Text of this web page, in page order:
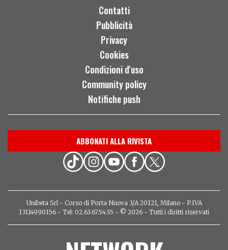
Contatti
Pubblicità
Privacy
Cookies
Condizioni d'uso
Community policy
Notifiche push
ABBONATI ALLA RIVISTA
Unibeta Srl - Corso di Porta Nuova 3/A 20121, Milano - P.IVA
13114990156 - Tel: 02.63.67.54.55 - © 2026 - Tutti i diritti riservati